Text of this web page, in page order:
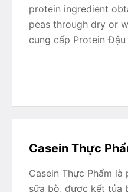
protein ingredient
peas through dry or
cung cấp Protein
Casein Thực
Casein Thực Phẩm
sữa bò, được kết tủa